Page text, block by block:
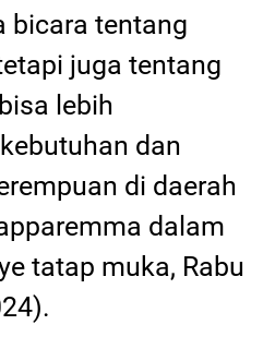
bicara tentang
juga tentang
lebih
dan
di daerah
dalam
tatap muka, Rabu